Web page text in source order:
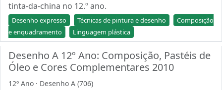
tinta-da-china no 12.º ano.
Desenho expresso Técnicas de pintura e desenho
Composição
e enquadramento
Linguagem plástica
Desenho A 12º Ano: Composição, Pastéis de
Óleo e Cores Complementares 2010
12º Ano · Desenho A (706)